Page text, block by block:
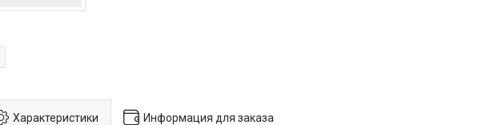
Характеристики Информация для заказа